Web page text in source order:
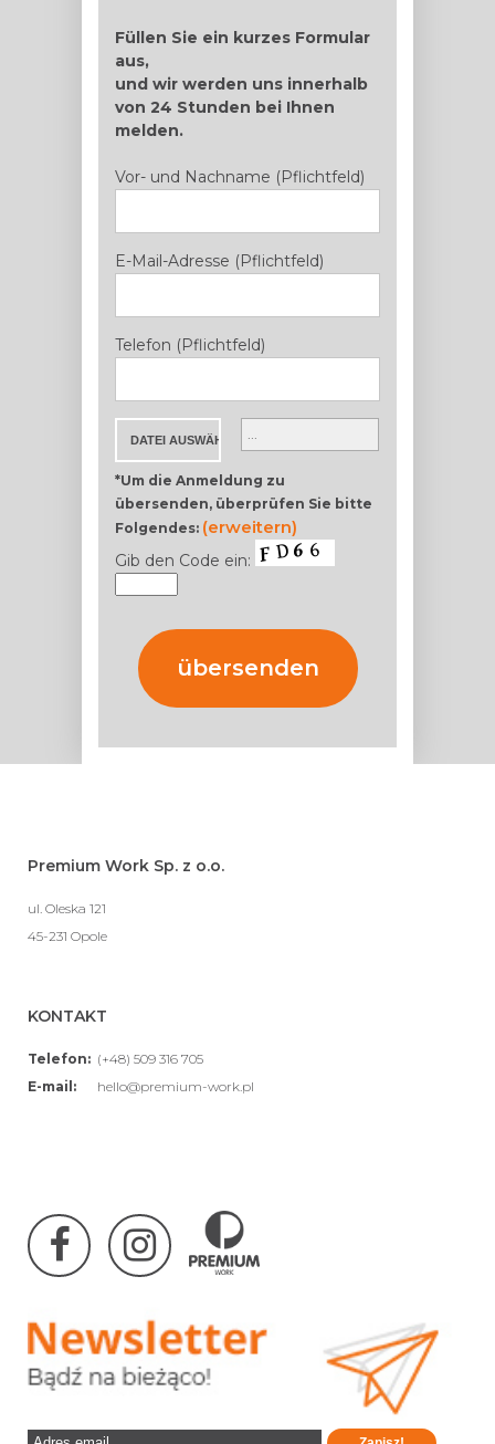
Füllen Sie ein kurzes Formular
aus,
und wir werden uns innerhalb
von 24 Stunden bei Ihnen
melden.
Vor- und Nachname (Pflichtfeld)
E-Mail-Adresse (Pflichtfeld)
Telefon (Pflichtfeld)
*Um die Anmeldung zu
übersenden, überprüfen Sie bitte
Folgendes: (erweitern)
Gib den Code ein:
Premium Work Sp. z o.o.
ul. Oleska 121
45-231 Opole
KONTAKT
Telefon: (+48) 509 316 705
E-mail:
hello@premium-work.pl